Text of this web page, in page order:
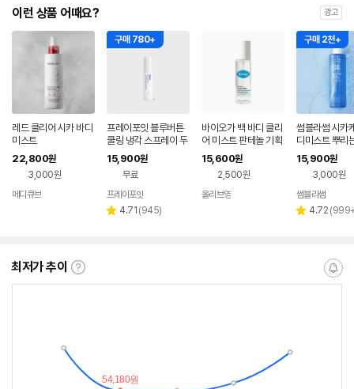
이런 상품 어때요? 광고
레드 클리어 시카 바디
미스트
22,800원
3,000원
메디큐브
구매 780+
프레이포잇 블루버튼
쿨링 냉각 스프레이 두
피 바디 쿨 미스트 헤어
열 아로마 열감 냄새
15,900원
무료
프레이포잇
별 4.71 리
(945)
바이오가 백 바디 클리
어 미스트 판테놀 기획
15,600원
2,500원
올리브영
구매 2천+
썸블라썸 시카
디미스트 뿌리
로션 스프레이
운 케어 300ml
15,900원
3,000원
썸블라썸
별 4.72 리
(
최저가 추이
최
알